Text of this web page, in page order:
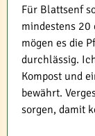
Für Blattsenf
mindestens 20
mögen es die
durchlässig.
Kompost und
bewährt.
sorgen, damit